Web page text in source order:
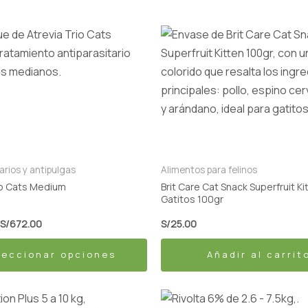
y antipulgas
Cats Medium
S/672.00
Rango
de
precios:
desde
S/142.00
opciones
Alimentos para felinos
Brit Care Cat Snack Superfruit
Gatitos 100gr
S/25.00
Añadir al
El
El
Este